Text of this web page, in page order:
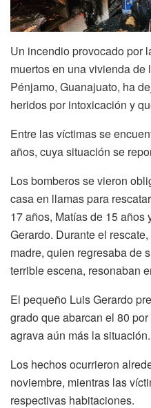
Un incendio provocado por
muertos en una vivienda
Pénjamo, Guanajuato, ha
heridos por intoxicación y
Entre las víctimas se
años, cuya situación se
Los bomberos se vieron
casa en llamas para
17 años, Matías de 15 años
Gerardo. Durante el
madre, quien regresaba de
terrible escena, resonaban
El pequeño Luis Gerardo
grado que abarcan el 80
agrava aún más la situación.
Los hechos ocurrieron
noviembre, mientras las
respectivas habitaciones.